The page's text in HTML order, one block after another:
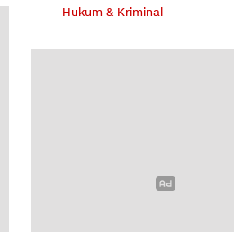
Hukum & Kriminal